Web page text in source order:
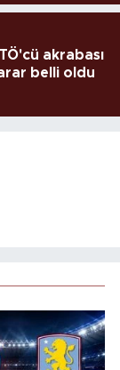
akrabası
belli oldu